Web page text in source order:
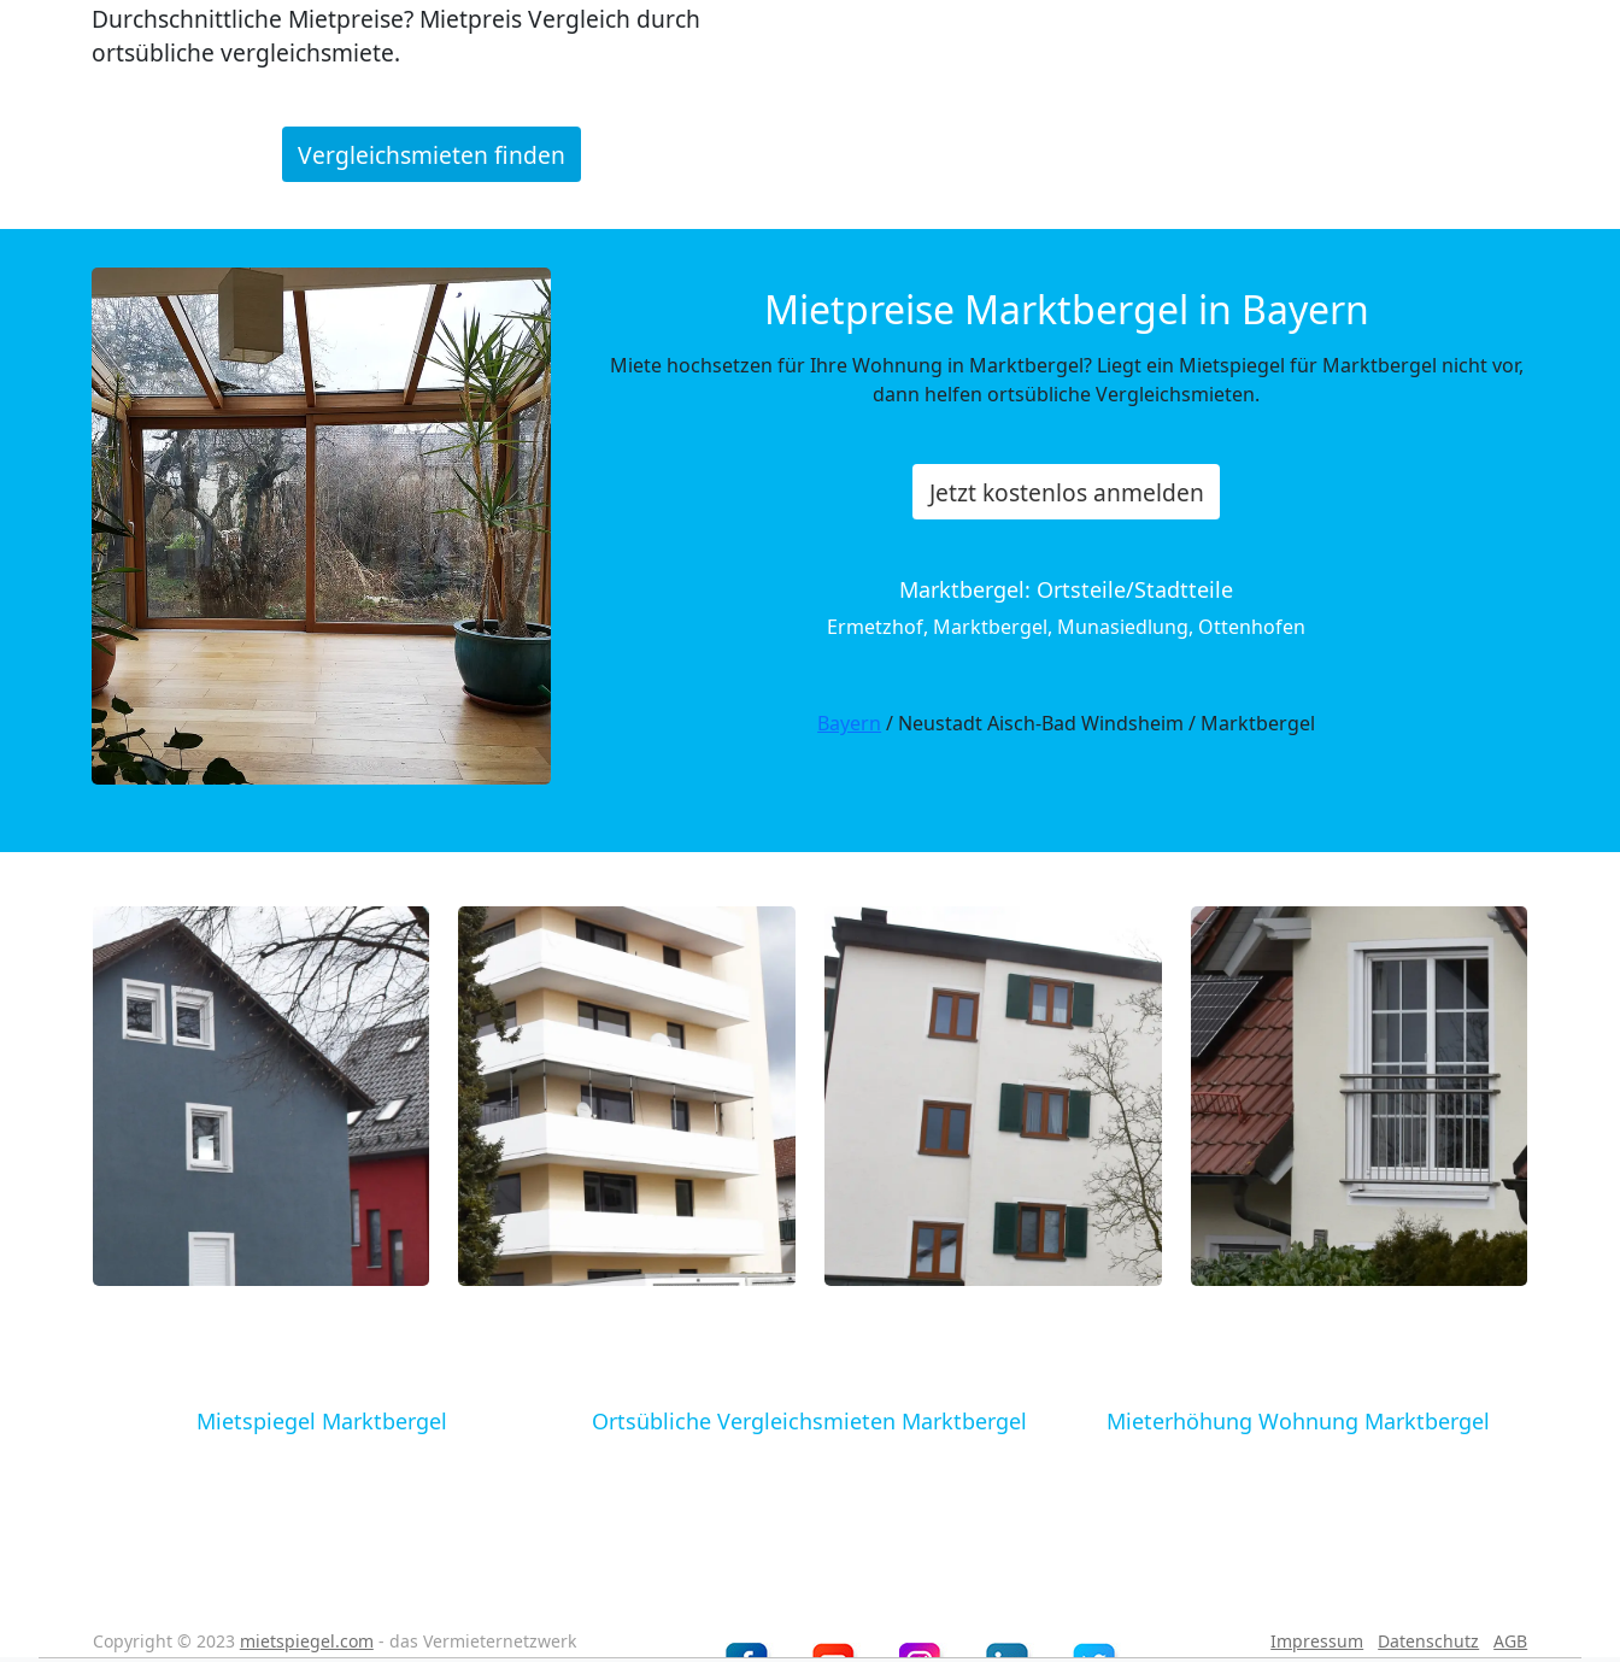
Durchschnittliche Mietpreise? Mietpreis Vergleich durch
ortsübliche vergleichsmiete.
Vergleichsmieten finden
Mietpreise Marktbergel in Bayern
Miete hochsetzen für Ihre Wohnung in Marktbergel? Liegt ein Mietspiegel für Marktbergel nicht vor,
dann helfen ortsübliche Vergleichsmieten.
Jetzt kostenlos anmelden
Marktbergel: Ortsteile/Stadtteile
Ermetzhof, Marktbergel, Munasiedlung, Ottenhofen
Bayern / Neustadt Aisch-Bad Windsheim / Marktbergel
Mietspiegel Marktbergel Ortsübliche Vergleichsmieten Marktbergel Mieterhöhung Wohnung Marktbergel
Copyright © 2023 mietspiegel.com - das Vermieternetzwerk Impressum Datenschutz AGB